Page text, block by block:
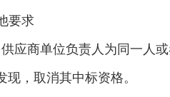
要求
供应商单位负责人为同一人
现，取消其中标资格。